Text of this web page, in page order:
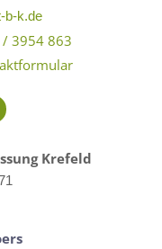
b-k.de
3954 863
Krefeld